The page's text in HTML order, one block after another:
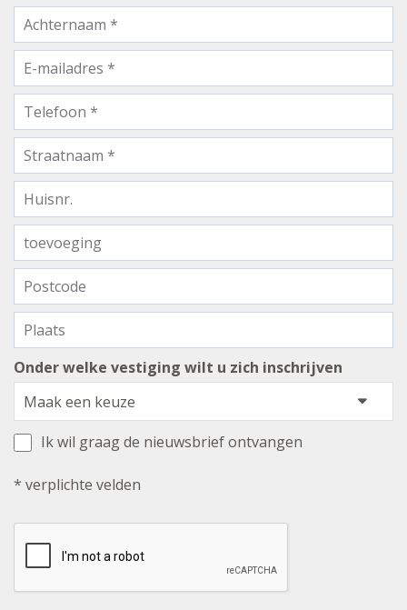
Onder welke vestiging wilt u zich inschrijven
Ik wil graag de nieuwsbrief ontvangen
* verplichte velden